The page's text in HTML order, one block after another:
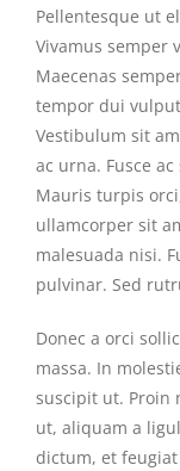
Pellentesque ut
Vivamus semper
Maecenas
tempor dui
Vestibulum sit
ac urna. Fusce
Mauris turpis
ullamcorper sit
malesuada nisi.
pulvinar. Sed
Donec a orci
massa. In
suscipit ut. Proin
ut, aliquam a
dictum, et